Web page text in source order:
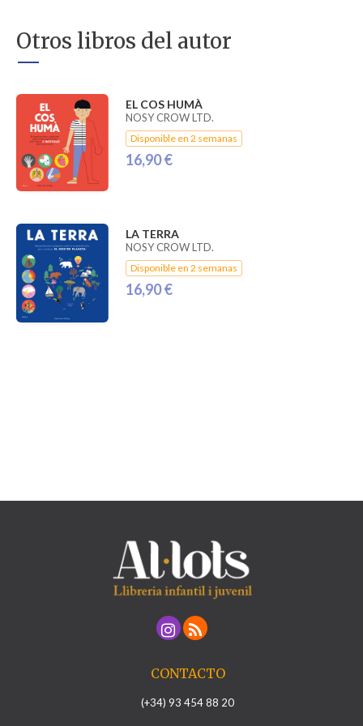
Otros libros del autor
EL COS HUMÀ
NOSY CROW LTD.
Disponible en 2 semanas
16,90 €
LA TERRA
NOSY CROW LTD.
Disponible en 2 semanas
16,90 €
CONTACTO
(+34) 93 454 88 20